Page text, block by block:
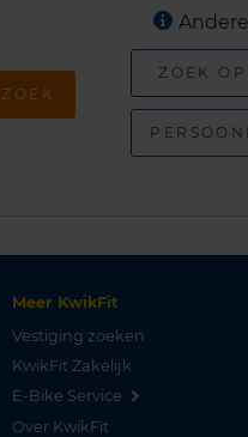
ZOEK
ZOEK
Meer KwikFit
Vestiging zoeken
KwikFit Zakelijk
E-Bike Service
Over KwikFit